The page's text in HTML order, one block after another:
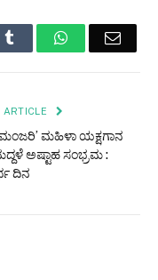
Tumblr WhatsAppEmail
ARTICLE
ಮಹಿಳಾ ಯಕ್ಷಗಾನ
ಅಷ್ಟಾಹ ಸಂಭ್ರಮ :
ದಿನ